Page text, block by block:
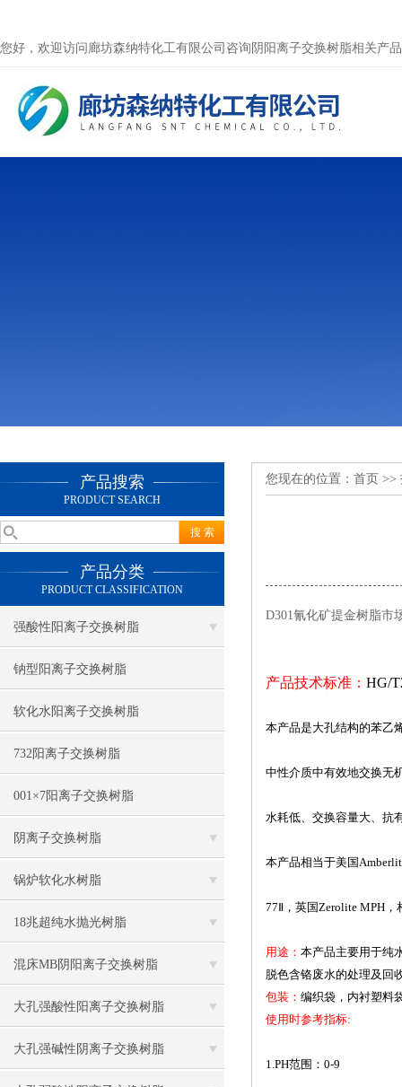
您好，欢迎访问廊坊森纳特化工有限公司咨询阴阳离子交换树脂相关产
产品搜索
PRODUCT SEARCH
产品分类
PRODUCT CLASSIFICATION
强酸性阳离子交换树脂
钠型阳离子交换树脂
软化水阳离子交换树脂
732阳离子交换树脂
001×7阳离子交换树脂
阴离子交换树脂
锅炉软化水树脂
18兆超纯水抛光树脂
混床MB阴阳离子交换树脂
大孔强酸性阳离子交换树脂
大孔强碱性阴离子交换树脂
您现在的位置： 首页 >>
D301氰化矿提金树脂市
产品技术标准： HG/
本产品是大孔结构的苯乙
中性介质中有效地交换无
水耗低、交换容量大、抗
本产品相当于美国
77Ⅱ，英国Zerolite MPH
用途： 本产品主要用于纯
脱色含铬废水的处理及回
包装： 编织袋，内衬塑料
使用时参考指标:
1.PH范围： 0-9